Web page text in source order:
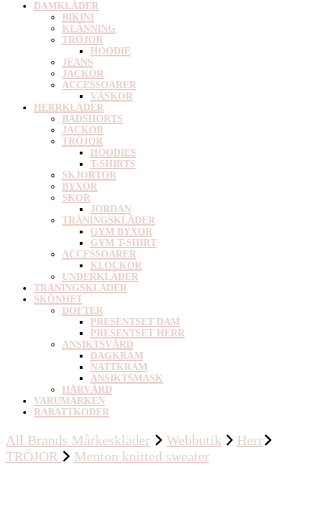
DAMKLÄDER
BIKINI
KLÄNNING
TRÖJOR
HOODIE
JEANS
JACKOR
ACCESSOARER
VÄSKOR
HERRKLÄDER
BADSHORTS
JACKOR
TRÖJOR
HOODIES
T-SHIRTS
SKJORTOR
BYXOR
SKOR
JORDAN
TRÄNINGSKLÄDER
GYM BYXOR
GYM T-SHIRT
ACCESSOARER
KLOCKOR
UNDERKLÄDER
TRÄNINGSKLÄDER
SKÖNHET
DOFTER
PRESENTSET DAM
PRESENTSET HERR
ANSIKTSVÅRD
DAGKRÄM
NATTKRÄM
ANSIKTSMASK
HÅRVÅRD
VARUMÄRKEN
RABATTKODER
All Brands Mårkeskläder Webbutik
Herr
TRÖJOR
Menton knitted sweater